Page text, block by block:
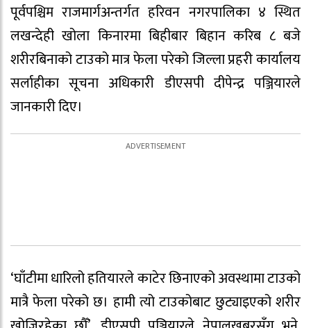
पूर्वपश्चिम राजमार्गअन्तर्गत हरिवन नगरपालिका ४ स्थित
लखन्देही खोला किनारमा बिहीबार बिहान करिब ८ बजे
शरीरबिनाको टाउको मात्र फेला परेको जिल्ला प्रहरी कार्यालय
सर्लाहीका सूचना अधिकारी डीएसपी दीपेन्द्र पञ्जियारले
जानकारी दिए।
‘घाँटीमा धारिलो हतियारले काटेर छिनाएको अवस्थामा टाउको
मात्रै फेला परेको छ। हामी त्यो टाउकोबाट छुट्याइएको शरीर